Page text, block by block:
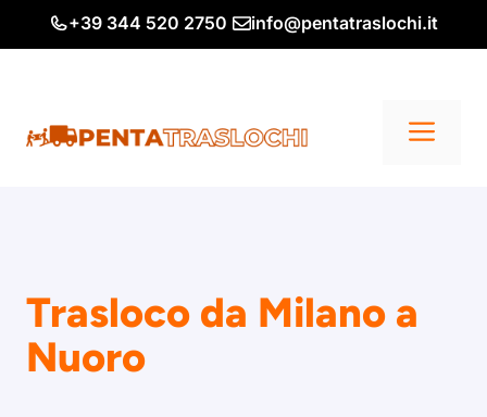
+39 344 520 2750 info@pentatraslochi.it
Trasloco da Milano a
Nuoro